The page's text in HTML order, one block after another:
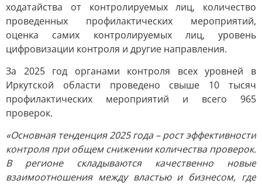
ходатайства от контролируемых лиц, количество
проведенных профилактических мероприятий,
оценка самих контролируемых лиц, уровень
цифровизации контроля и другие направления.
За 2025 год органами контроля всех уровней в
Иркутской области проведено свыше 10 тысяч
профилактических мероприятий и всего 965
проверок.
«Основная тенденция 2025 года – рост эффективности
контроля при общем снижении количества проверок.
В регионе складываются качественно новые
взаимоотношения между властью и бизнесом, где